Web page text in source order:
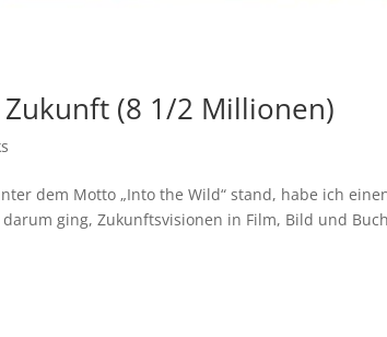
(8 1/2 Millionen)
dem Motto „Into the Wild“ stand, habe ich
ging, Zukunftsvisionen in Film, Bild und